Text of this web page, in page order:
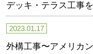
デッキ・テラス工事
2023.01.17
外構工事〜アメリカ